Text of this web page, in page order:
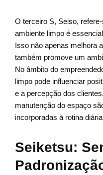
O terceiro S, Seiso,
ambiente limpo é
Isso não apenas melhora
também promove um
No âmbito do
limpo pode influenciar
e a percepção dos
manutenção do espaço
incorporadas à rotina
Seiketsu: